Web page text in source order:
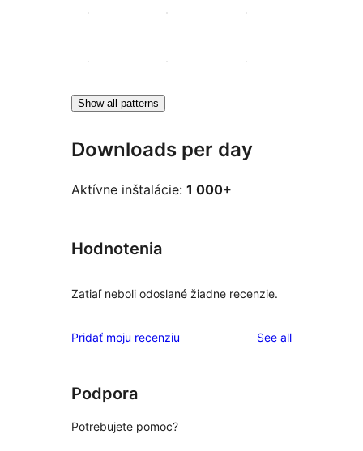
Show all patterns
Downloads per day
Aktívne inštalácie: 1 000+
Hodnotenia
Zatiaľ neboli odoslané žiadne recenzie.
Pridať moju recenziu See allreviews
Podpora
Potrebujete pomoc?